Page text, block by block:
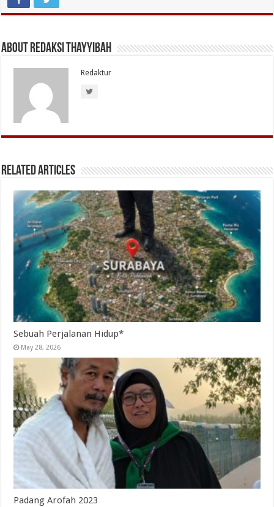
About Redaksi Thayyibah
Redaktur
Related Articles
Sebuah Perjalanan Hidup*
May 28, 2026
Padang Arofah 2023